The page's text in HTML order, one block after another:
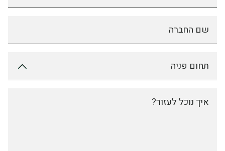
שם החברה
תחום פניה
איך נוכל לעזור?